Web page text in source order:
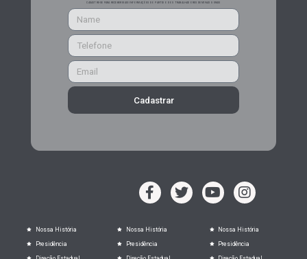
CADASTRE-SE PARA RECEBER MAIS INFORMAÇÕES DO PARTIDO DOS TRABALHADORES DE MINAS GERAIS
Cadastrar
Nossa História
Presidência
Nossa História
Presidência
Nossa História
Presidência